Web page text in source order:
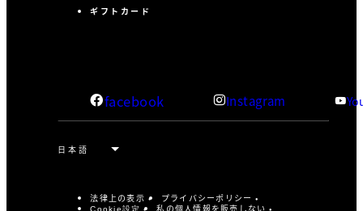
ギフトカード
facebook Instagram
法律上の表示 プライバシーポリシー
Cookie設定
私の個人情報を販売しない